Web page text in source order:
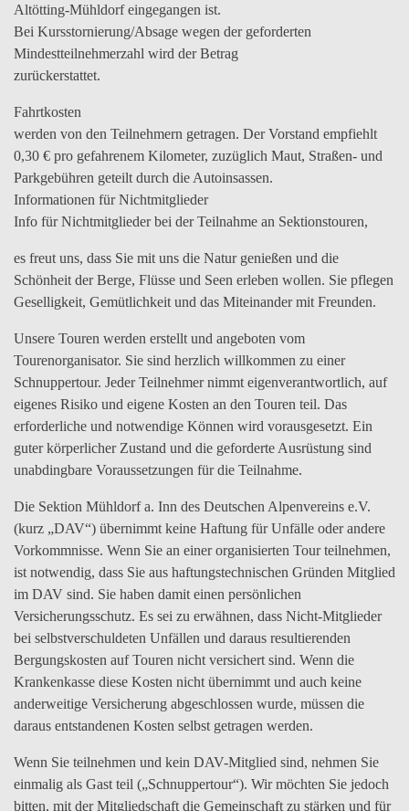
Altötting-Mühldorf eingegangen ist.
Bei Kursstornierung/Absage wegen der geforderten
Mindestteilnehmerzahl wird der Betrag
zurückerstattet.
Fahrtkosten
werden von den Teilnehmern getragen. Der Vorstand empfiehlt
0,30 € pro gefahrenem Kilometer, zuzüglich Maut, Straßen- und
Parkgebühren geteilt durch die Autoinsassen.
Informationen für Nichtmitglieder
Info für Nichtmitglieder bei der Teilnahme an Sektionstouren,
es freut uns, dass Sie mit uns die Natur genießen und die
Schönheit der Berge, Flüsse und Seen erleben wollen. Sie pflegen
Geselligkeit, Gemütlichkeit und das Miteinander mit Freunden.
Unsere Touren werden erstellt und angeboten vom
Tourenorganisator. Sie sind herzlich willkommen zu einer
Schnuppertour. Jeder Teilnehmer nimmt eigenverantwortlich, auf
eigenes Risiko und eigene Kosten an den Touren teil. Das
erforderliche und notwendige Können wird vorausgesetzt. Ein
guter körperlicher Zustand und die geforderte Ausrüstung sind
unabdingbare Voraussetzungen für die Teilnahme.
Die Sektion Mühldorf a. Inn des Deutschen Alpenvereins e.V.
(kurz „DAV“) übernimmt keine Haftung für Unfälle oder andere
Vorkommnisse. Wenn Sie an einer organisierten Tour teilnehmen,
ist notwendig, dass Sie aus haftungstechnischen Gründen Mitglied
im DAV sind. Sie haben damit einen persönlichen
Versicherungsschutz. Es sei zu erwähnen, dass Nicht-Mitglieder
bei selbstverschuldeten Unfällen und daraus resultierenden
Bergungskosten auf Touren nicht versichert sind. Wenn die
Krankenkasse diese Kosten nicht übernimmt und auch keine
anderweitige Versicherung abgeschlossen wurde, müssen die
daraus entstandenen Kosten selbst getragen werden.
Wenn Sie teilnehmen und kein DAV-Mitglied sind, nehmen Sie
einmalig als Gast teil („Schnuppertour“). Wir möchten Sie jedoch
bitten, mit der Mitgliedschaft die Gemeinschaft zu stärken und für